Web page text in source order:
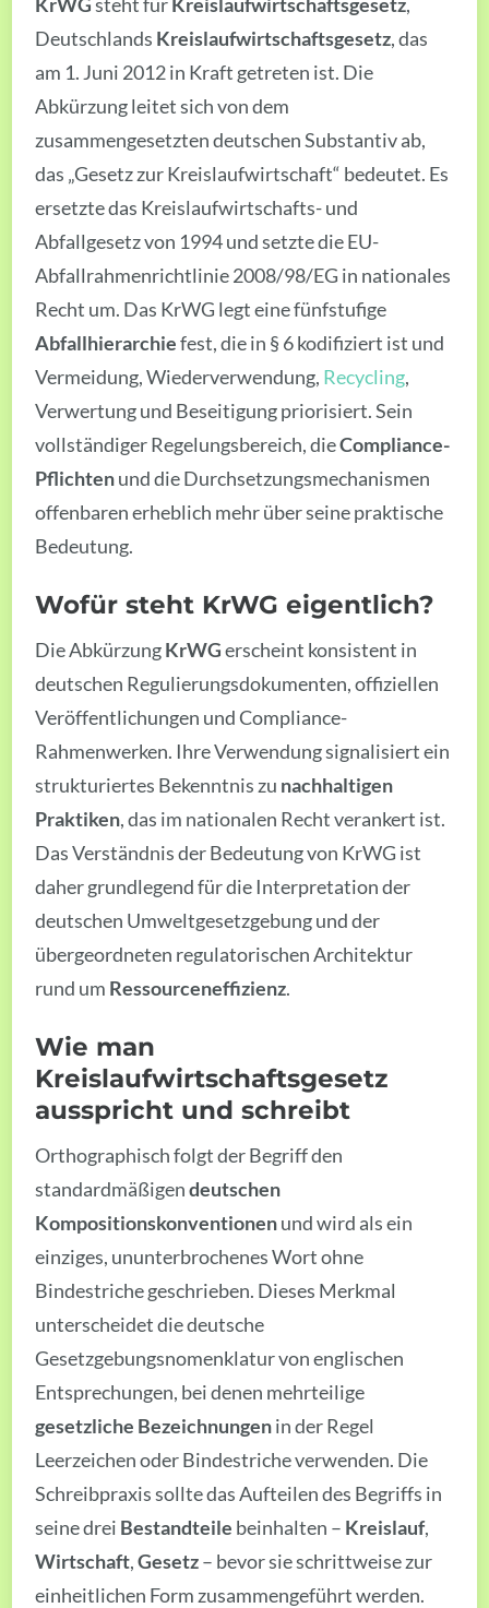
Deutschlands Kreislaufwirtschaftsgesetz, das
am 1. Juni 2012 in Kraft getreten ist. Die
Abkürzung leitet sich von dem
zusammengesetzten deutschen Substantiv ab,
das „Gesetz zur Kreislaufwirtschaft“ bedeutet. Es
ersetzte das Kreislaufwirtschafts- und
Abfallgesetz von 1994 und setzte die EU-
Abfallrahmenrichtlinie 2008/98/EG in nationales
Recht um. Das KrWG legt eine fünfstufige
Abfallhierarchiefest, die in § 6 kodifiziert ist und
Vermeidung, Wiederverwendung, Recycling,
Verwertung und Beseitigung priorisiert. Sein
vollständiger Regelungsbereich, dieCompliance-
Pflichtenund die Durchsetzungsmechanismen
offenbaren erheblich mehr über seine praktische
Bedeutung.
Wofür steht KrWG eigentlich?
Die AbkürzungKrWGerscheint konsistent in
deutschen Regulierungsdokumenten, offiziellen
Veröffentlichungen und Compliance-
Rahmenwerken. Ihre Verwendung signalisiert ein
strukturiertes Bekenntnis zu nachhaltigen
Praktiken, das im nationalen Recht verankert ist.
Das Verständnis der Bedeutung von KrWG ist
daher grundlegend für die Interpretation der
deutschen Umweltgesetzgebung und der
übergeordneten regulatorischen Architektur
rund um Ressourceneffizienz.
Wie man
Kreislaufwirtschaftsgesetz
ausspricht und schreibt
Orthographisch folgt der Begriff den
standardmäßigendeutschen
Kompositionskonventionenund wird als ein
einziges, ununterbrochenes Wort ohne
Bindestriche geschrieben. Dieses Merkmal
unterscheidet die deutsche
Gesetzgebungsnomenklatur von englischen
Entsprechungen, bei denen mehrteilige
gesetzliche Bezeichnungenin der Regel
Leerzeichen oder Bindestriche verwenden. Die
Schreibpraxis sollte das Aufteilen des Begriffs in
seine drei Bestandteile beinhalten – Kreislauf,
Wirtschaft,Gesetz– bevor sie schrittweise zur
einheitlichen Form zusammengeführt werden.